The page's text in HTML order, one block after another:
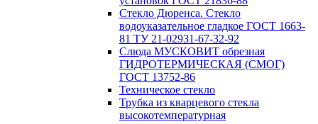
Стекло Дюренса. Стекло
водоуказательное гладкое ГОСТ 1663-
81 ТУ 21-02931-67-32-92
Слюда МУСКОВИТ обрезная
ГИДРОТЕРМИЧЕСКАЯ (СМОГ)
ГОСТ 13752-86
Техническое стекло
Трубка из кварцевого стекла
высокотемпературная